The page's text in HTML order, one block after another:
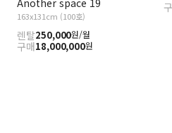
163x131cm (100호)
렌탈250,000원/월
구매18,000,000원